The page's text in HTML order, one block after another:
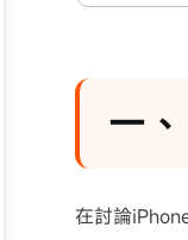
一
在討論